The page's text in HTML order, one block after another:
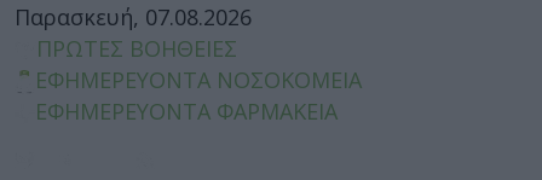
Παρασκευή, 07.08.2026
ΠΡΩΤΕΣ ΒΟΗΘΕΙΕΣ
ΕΦΗΜΕΡΕΥΟΝΤΑ ΝΟΣΟΚΟΜΕΙΑ
ΕΦΗΜΕΡΕΥΟΝΤΑ ΦΑΡΜΑΚΕΙΑ